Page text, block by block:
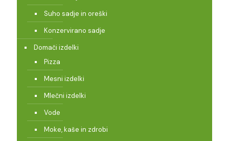
Suho sadje in oreški
Konzervirano sadje
Domači izdelki
Pizza
Mesni izdelki
Mlečni izdelki
Vode
Moke, kaše in zdrobi